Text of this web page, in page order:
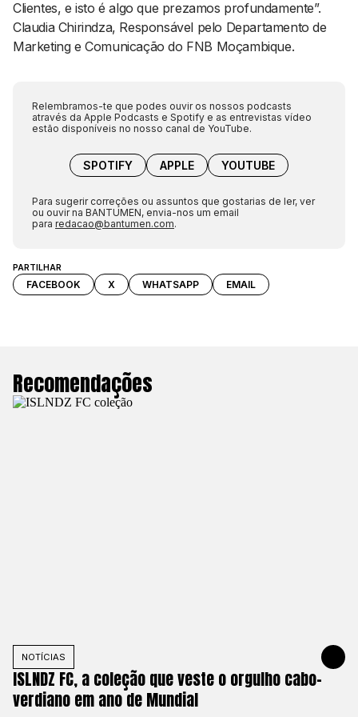
PARTILHAR
FACEBOOK X WHATSAPP EMAIL
Clientes, e isto é algo que prezamos profundamente”.
Claudia Chirindza, Responsável pelo Departamento de
Marketing e Comunicação do FNB Moçambique.
Relembramos-te que podes ouvir os nossos podcasts
através da Apple Podcasts e Spotify e as entrevistas vídeo
estão disponíveis no nosso canal de YouTube.
SPOTIFY APPLE YOUTUBE
Para sugerir correções ou assuntos que gostarias de ler, ver
ou ouvir na BANTUMEN, envia-nos um email
para redacao@bantumen.com.
Recomendações
NOTÍCIAS 25 DE
ISLNDZ FC, a coleção que veste o orgulho cabo-
verdiano em ano de Mundial